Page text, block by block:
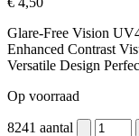
Glare-Free Vision
Enhanced Contrast
Versatile Design
Op voorraad
8241 aantal